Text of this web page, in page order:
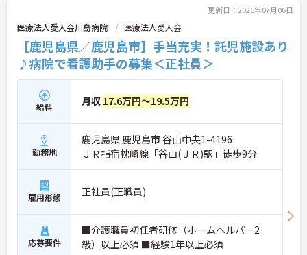
更新日：2026年07月06日
医療法人愛人会川島病院 医療法人愛人会
【鹿児島県／鹿児島市】手当充実！託児施設あり
♪病院で看護助手の募集＜正社員＞
給料 月収 17.6万円～19.5万円
勤務地
鹿児島県 鹿児島市 谷山中央1-4196
ＪＲ指宿枕崎線「谷山(ＪＲ)駅」徒歩9分
雇用形態 正社員(正職員)
応募要件
■介護職員初任者研修（ホームヘルパー2
級）以上必須 ■経験1年以上必須